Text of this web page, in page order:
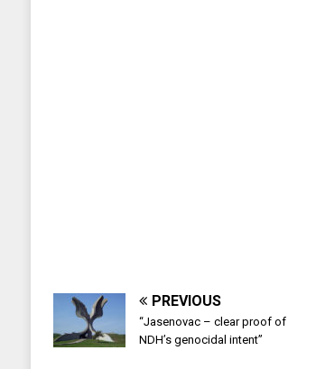
PREVIOUS
“Jasenovac – clear proof of
NDH’s genocidal intent”